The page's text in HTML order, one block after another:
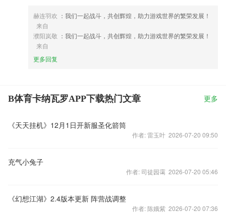
赫连羽欢 ：我们一起战斗，共创辉煌，助力游戏世界的繁荣发展！
来自
濮阳岚敬 ：我们一起战斗，共创辉煌，助力游戏世界的繁荣发展！
来自
更多回复
B体育卡纳瓦罗APP下载热门文章 更多
《天天挂机》12月1日开新服圣化箭筒
作者: 雷玉叶 2026-07-20 09:50
充气小兔子
作者: 司徒园霭 2026-07-20 05:46
《幻想江湖》2.4版本更新 阵营战调整
作者: 陈娥紫 2026-07-20 07:36